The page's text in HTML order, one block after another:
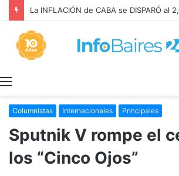
Columnistas Internacionales Principales
Sputnik V rompe el
los “Cinco Ojos”